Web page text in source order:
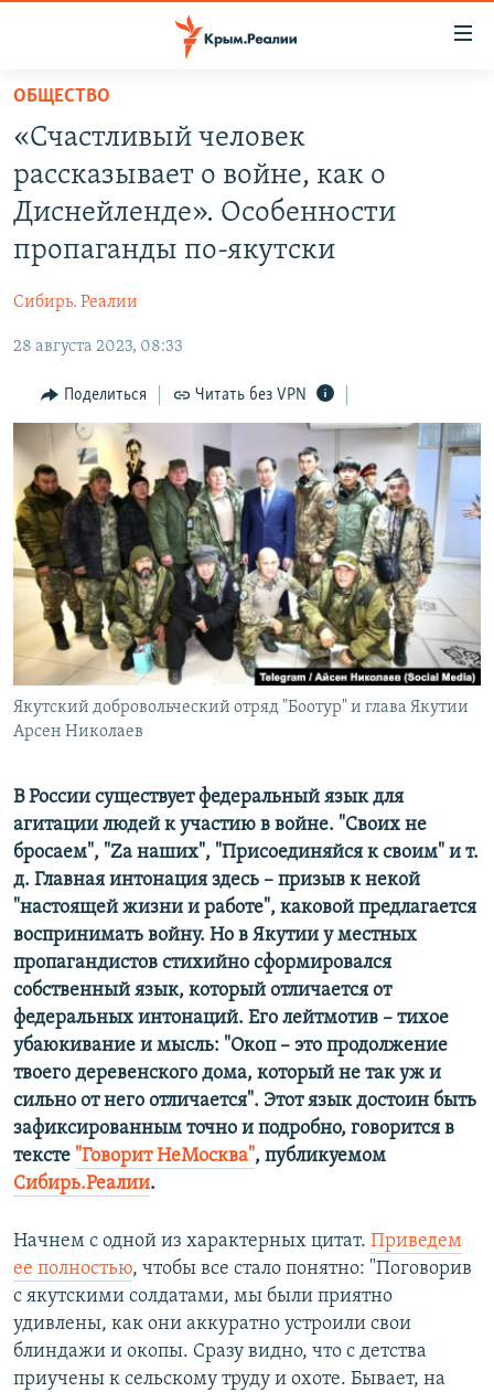
Вернуться
основному
содержанию
Вернутся
главной
Вернутся
ВОДА
ИНТЕРАКТИВ
ИНФОГРАФИКА
ТЕЛЕПРОЕКТ КРЫМ.РЕАЛИИ
СОВЕТЫ ПРАВОЗАЩИТНИКОВ
ПРОПАВШИЕ БЕЗ ВЕСТИ
ПОБЕДИТЕЛЕЙ НЕ СУДЯТ?
КРЫМ.НЕПОКОРЕННЫЙ
ELIFBE
УКРАИНСКАЯ ПРОБЛЕМА КРЫМА
РАДІО СВОБОДА
КАК ОБОЙТИ БЛОКИРОВКУ
Qırımtatar
ПРИСОЕДИНЯЙТЕСЬ!
Все сайты RFE/RL
ОБЩЕСТВО
«Счастливый человек
рассказывает о войне, как о
Диснейленде». Особенности
пропаганды по-якутски
Сибирь. Реалии
28 августа 2023, 08:33
Поделиться Читать без VPN
Якутский добровольческий отряд "Боотур" и глава Якутии
Арсен Николаев
В России существует федеральный язык для
агитации людей к участию в войне. "Своих не
бросаем", "Za наших", "Присоединяйся к своим" и т.
д. Главная интонация здесь – призыв к некой
"настоящей жизни и работе", каковой предлагается
воспринимать войну. Но в Якутии у местных
пропагандистов стихийно сформировался
собственный язык, который отличается от
федеральных интонаций. Его лейтмотив – тихое
убаюкивание и мысль: "Окоп – это продолжение
твоего деревенского дома, который не так уж и
сильно от него отличается". Этот язык достоин быть
зафиксированным точно и подробно, говорится в
тексте "Говорит НеМосква", публикуемом
Сибирь.Реалии.
Начнем с одной из характерных цитат. Приведем
ее полностью, чтобы все стало понятно: "Поговорив
с якутскими солдатами, мы были приятно
удивлены, как они аккуратно устроили свои
блиндажи и окопы. Сразу видно, что с детства
приучены к сельскому труду и охоте. Бывает, на